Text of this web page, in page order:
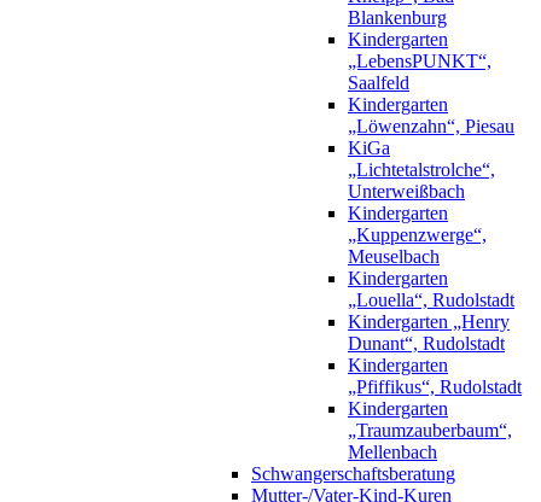
Blankenburg
Kindergarten
„LebensPUNKT“,
Saalfeld
Kindergarten
„Löwenzahn“, Piesau
KiGa
„Lichtetalstrolche“,
Unterweißbach
Kindergarten
„Kuppenzwerge“,
Meuselbach
Kindergarten
„Louella“, Rudolstadt
Kindergarten „Henry
Dunant“, Rudolstadt
Kindergarten
„Pfiffikus“, Rudolstadt
Kindergarten
„Traumzauberbaum“,
Mellenbach
Schwangerschaftsberatung
Mutter-/Vater-Kind-Kuren